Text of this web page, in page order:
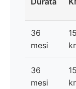
36
mesi
36
mesi